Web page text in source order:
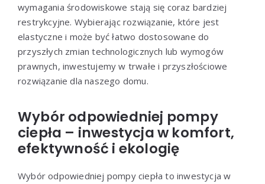
wymagania środowiskowe stają się coraz bardziej
restrykcyjne. Wybierając rozwiązanie, które jest
elastyczne i może być łatwo dostosowane do
przyszłych zmian technologicznych lub wymogów
prawnych, inwestujemy w trwałe i przyszłościowe
rozwiązanie dla naszego domu.
Wybór odpowiedniej pompy
ciepła – inwestycja w komfort,
efektywność i ekologię
Wybór odpowiedniej pompy ciepła to inwestycja w